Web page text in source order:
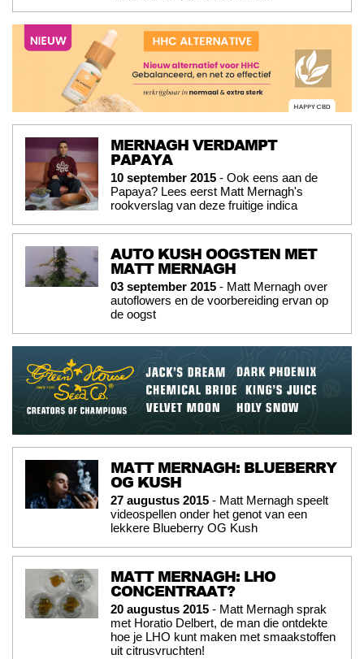
MERNAGH VERDAMPT
PAPAYA
10 september 2015 - Ook eens aan de
Papaya? Lees eerst Matt Mernagh's
rookverslag van deze fruitige indica
AUTO KUSH OOGSTEN MET
MATT MERNAGH
03 september 2015 - Matt Mernagh over
autoflowers en de voorbereiding ervan op
de oogst
MATT MERNAGH: BLUEBERRY
OG KUSH
27 augustus 2015 - Matt Mernagh speelt
videospellen onder het genot van een
lekkere Blueberry OG Kush
MATT MERNAGH: LHO
CONCENTRAAT?
20 augustus 2015 - Matt Mernagh sprak
met Horatio Delbert, de man die ontdekte
hoe je LHO kunt maken met smaakstoffen
uit citrusvruchten!